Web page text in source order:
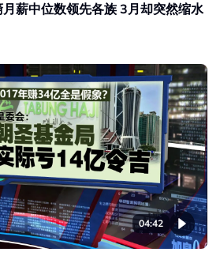
薪中位数领先各族 3月却突然缩水
04:42